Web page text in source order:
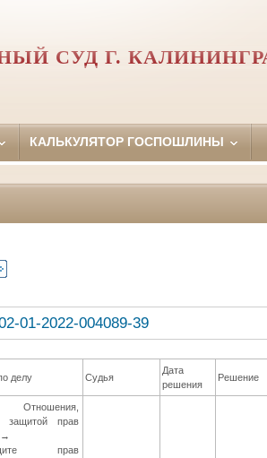
СУД Г.
КАЛЬКУЛЯТОР ГОСПОШЛИНЫ
01-2022-004089-39
делу Судья
Дата
решения
Решение
Отношения,
защитой прав
→
прав